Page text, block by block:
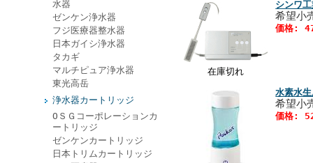
水器
ゼンケン浄水器
フジ医療器整水器
日本ガイシ浄水器
タカギ
マルチピュア浄水器
東光高岳
浄水器カートリッジ
ОＳＧコーポレーションカ
ートリッジ
ゼンケンカートリッジ
日本トリムカートリッジ
在庫切れ
シンワ
希望
価格:
水素水
希望
価格: